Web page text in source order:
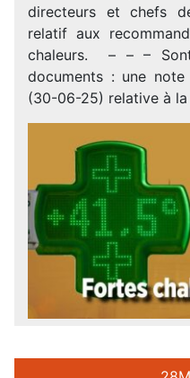
directeurs et chefs
relatif aux
chaleurs. – – –
documents : une note
(30-06-25) relative à